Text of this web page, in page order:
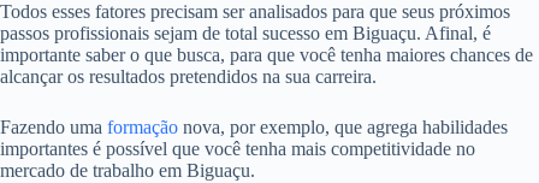
Todos esses fatores precisam ser analisados para que seus próximos
passos profissionais sejam de total sucesso em Biguaçu. Afinal, é
importante saber o que busca, para que você tenha maiores chances de
alcançar os resultados pretendidos na sua carreira.
Fazendo uma formação nova, por exemplo, que agrega habilidades
importantes é possível que você tenha mais competitividade no
mercado de trabalho em Biguaçu.